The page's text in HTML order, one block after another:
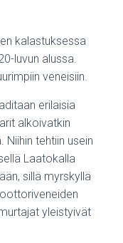
kalastuksessa
luvun alussa.
veneisiin.
erilaisia
alkoivatkin
tehtiin usein
Laatokalla
sillä myrskyllä
yleistyivät